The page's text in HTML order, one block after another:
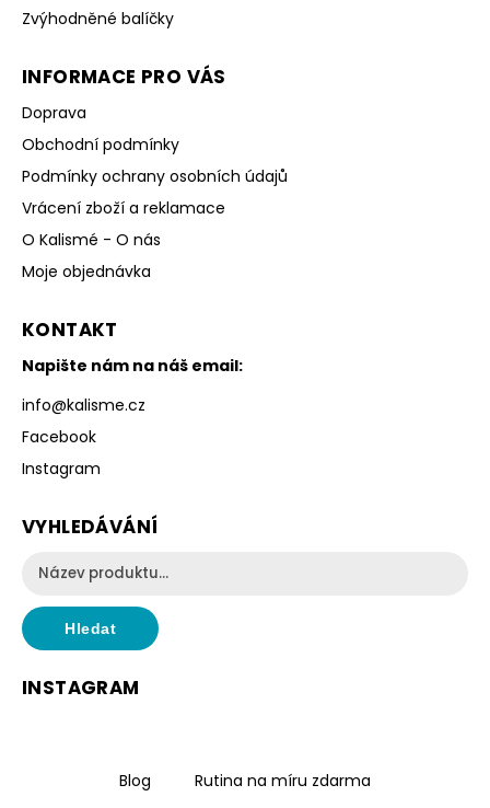
Zvýhodněné balíčky
INFORMACE PRO VÁS
Doprava
Obchodní podmínky
Podmínky ochrany osobních údajů
Vrácení zboží a reklamace
O Kalismé - O nás
Moje objednávka
KONTAKT
Napište nám na náš email:
info@kalisme.cz
Facebook
Instagram
VYHLEDÁVÁNÍ
Hledat
INSTAGRAM
Blog Rutina na míru zdarma